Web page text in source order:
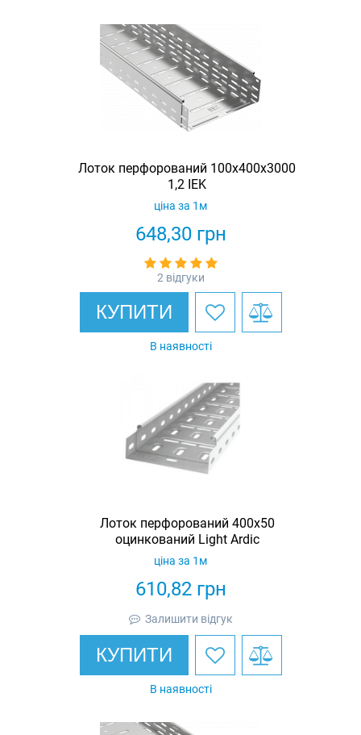
Лоток перфорований 100х400х3000
1,2 IEK
648,30грн
ціна за 1м
2 відгуки
КУПИТИ
В наявності
Лоток перфорований 400х50
оцинкований Light Ardic
610,82грн
ціна за 1м
Залишити відгук
КУПИТИ
В наявності